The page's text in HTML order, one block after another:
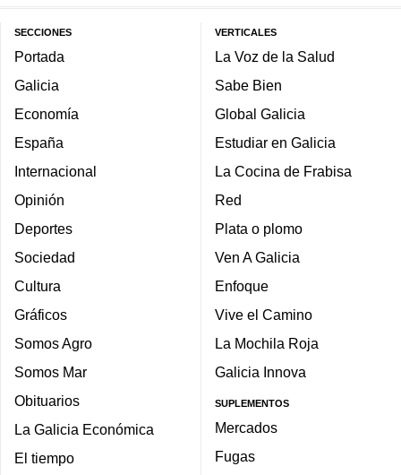
SECCIONES
Portada
Galicia
Economía
España
Internacional
Opinión
Deportes
Sociedad
Cultura
Gráficos
Somos Agro
Somos Mar
Obituarios
La Galicia Económica
El tiempo
VERTICALES
La Voz de la Salud
Sabe Bien
Global Galicia
Estudiar en Galicia
La Cocina de Frabisa
Red
Plata o plomo
Ven A Galicia
Enfoque
Vive el Camino
La Mochila Roja
Galicia Innova
SUPLEMENTOS
Mercados
Fugas